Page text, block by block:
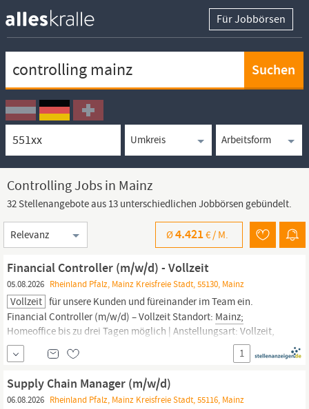
Für Jobbörsen
Ortssuche
Umkreissuche
Arbeitsform
Controlling Jobs in Mainz
32 Stellenangebote aus 13 unterschiedlichen Jobbörsen gebündelt.
Sortierung
Ø4.421€ / M.
Financial Controller (m/w/d) - Vollzeit
05.08.2026 Rheinland Pfalz, Mainz Kreisfreie Stadt, 55130, Mainz
Vollzeit für unsere Kunden und füreinander im Team ein.
Financial Controller (m/w/d) – Vollzeit Standort: Mainz;
Homeoffice bis zu drei Tagen möglich | Anstellungsart: Vollzeit,
unbefristet Deine Aufgaben: Souveräne Steuerung komplexer
Finanzprojekte In dieser Rolle innerhalb unserer Abteilung
Finanzen übernimmst Du die Bereitstellung transparenter,
1
Supply Chain Manager (m/w/d)
06.08.2026 Rheinland Pfalz, Mainz Kreisfreie Stadt, 55116, Mainz